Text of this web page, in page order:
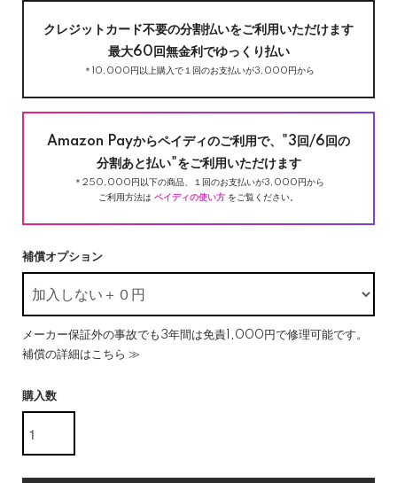
クレジットカード不要の分割払いをご利用いただけます
最大60回無金利でゆっくり払い
＊10,000円以上購入で１回のお支払いが3,000円から
Amazon Payからペイディのご利用で、"3回/6回の
分割あと払い"をご利用いただけます
＊250,000円以下の商品、１回のお支払いが3,000円から
ご利用方法は ペイディの使い方 をご覧ください。
補償オプション
メーカー保証外の事故でも3年間は免責1,000円で修理可能です。
補償の詳細はこちら ≫
購入数